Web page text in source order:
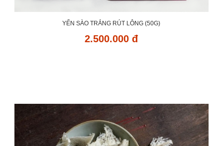
YẾN SÀO TRẮNG RÚT LÔNG (50G)
2.500.000 đ